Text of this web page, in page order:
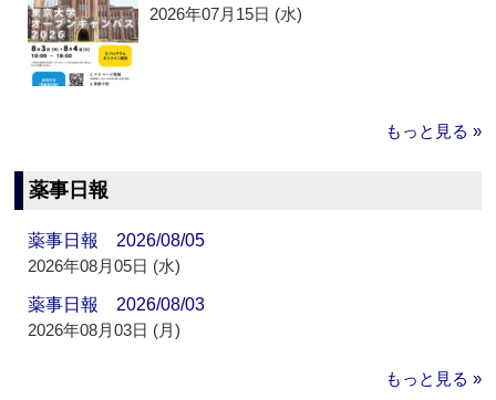
2026年07月15日 (水)
もっと見る »
薬事日報
薬事日報 2026/08/05
2026年08月05日 (水)
薬事日報 2026/08/03
2026年08月03日 (月)
もっと見る »